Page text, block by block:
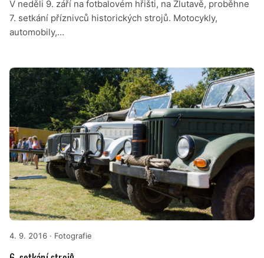
V neděli 9. září na fotbalovém hřišti, na Žlutavě, proběhne
7. setkání příznivců historických strojů. Motocykly,
automobily,…
4. 9. 2016 · Fotografie